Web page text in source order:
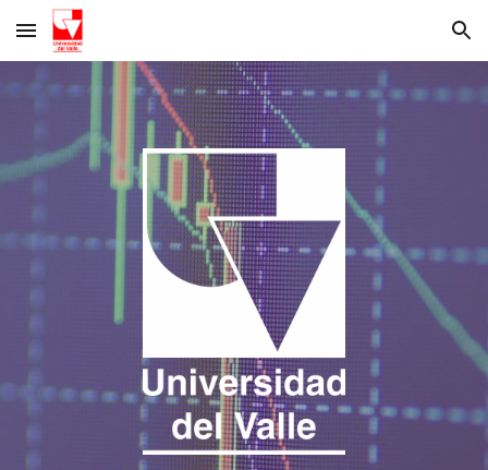
Skip to main content Skip to navigation